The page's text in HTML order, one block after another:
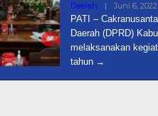
Daerah | Juni 6, 2022
PATI –
Daerah (DPRD)
melaksanakan
tahun